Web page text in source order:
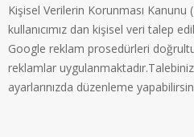
Kişisel Verilerin Korunması Kanunu
kullanıcımız dan kişisel veri talep
Google reklam prosedürleri
reklamlar
ayarlarınızda düzenleme